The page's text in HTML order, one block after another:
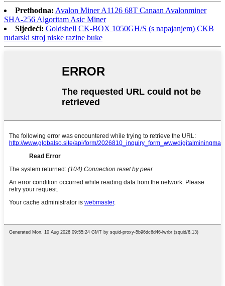
Prethodna: Avalon Miner A1126 68T Canaan Avalonminer
SHA-256 Algoritam Asic Miner
Sljedeći: Goldshell CK-BOX 1050GH/S (s napajanjem) CKB
rudarski stroj niske razine buke